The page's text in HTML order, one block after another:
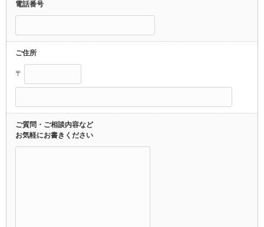
電話番号
ご住所
〒
ご質問・ご相談内容など
お気軽にお書きください